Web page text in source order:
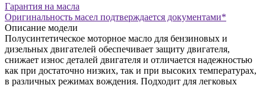
Гарантия на масла
Оригинальность масел подтверждается документами*
Описание модели
Полусинтетическое моторное масло для бензиновых и
дизельных двигателей обеспечивает защиту двигателя,
снижает износ деталей двигателя и отличается надежностью
как при достаточно низких, так и при высоких температурах,
в различных режимах вождения. Подходит для легковых